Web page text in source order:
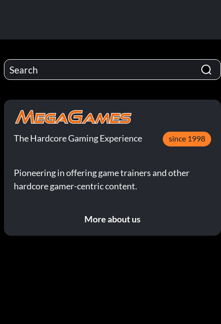
The Hardcore Gaming Experience since 1998
Pioneering in offering game trainers and other
hardcore gamer-centric content.
More about us